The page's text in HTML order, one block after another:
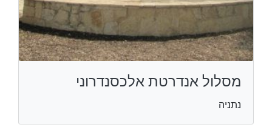
מסלול אנדרטת אלכסנדרוני
נתניה